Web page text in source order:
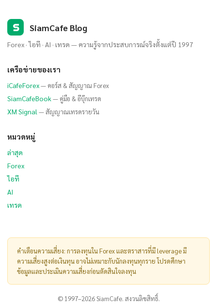
S SiamCafe Blog
Forex · ไอที · AI · เทรด — ความรู้จากประสบการณ์จริงตั้งแต่ปี 1997
เครือข่ายของเรา
iCafeForex— คอร์ส & สัญญาณ Forex
SiamCafeBook— คู่มือ & อีบุ๊กเทรด
XM Signal — สัญญาณเทรดรายวัน
หมวดหมู่
ล่าสุด
Forex
ไอที
AI
เทรด
คำเตือนความเสี่ยง: การลงทุนใน Forex และตราสารที่มี leverage มี
ความเสี่ยงสูงต่อเงินทุน อาจไม่เหมาะกับนักลงทุนทุกราย โปรดศึกษา
ข้อมูลและประเมินความเสี่ยงก่อนตัดสินใจลงทุน
© 1997–2026 SiamCafe. สงวนลิขสิทธิ์.